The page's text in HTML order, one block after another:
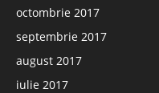
octombrie 2017
septembrie 2017
august 2017
iulie 2017